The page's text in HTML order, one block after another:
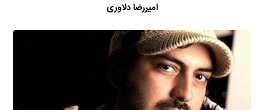
امیررضا دلاوری